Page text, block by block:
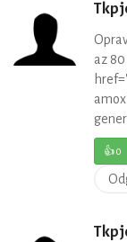
az
👍0